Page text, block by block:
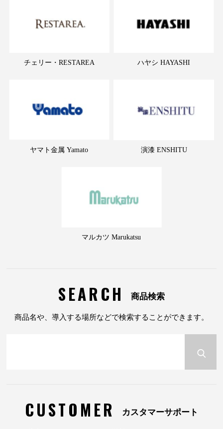
チェリー・RESTAREA ハヤシ HAYASHI
ヤマト金属 Yamato 演漆 ENSHITU
マルカツ Marukatsu
SEARCH 商品検索
商品名や、導入する場所などで検索することができます。
CUSTOMER カスタマーサポート